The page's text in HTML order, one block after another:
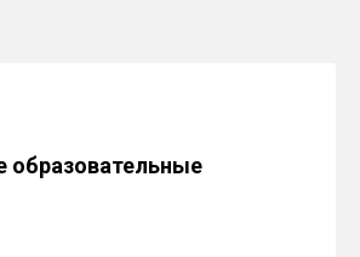
образовательные